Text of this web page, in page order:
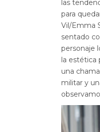
las
para
Vil/Emma
sentado
personaje
la estética
una
militar y